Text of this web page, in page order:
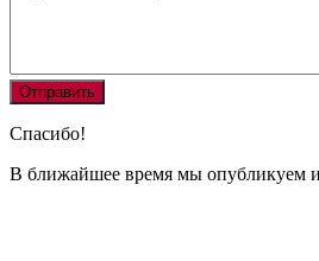
Спасибо!
В ближайшее время мы опубликуем